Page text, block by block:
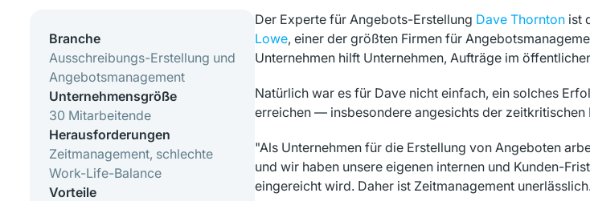
Branche
Ausschreibungs-Erstellung und
Angebotsmanagement
Unternehmensgröße
30 Mitarbeitende
Herausforderungen
Zeitmanagement, schlechte
Work-Life-Balance
Vorteile
Der Experte für Angebots-Erstellung Dave Thornton ist
Lowe, einer der größten Firmen für
Unternehmen hilft Unternehmen, Aufträge im
Natürlich war es für Dave nicht einfach, ein solches
erreichen — insbesondere angesichts der zeitkritischen
"Als Unternehmen für die Erstellung von Angeboten
und wir haben unsere eigenen internen und Kunden-
eingereicht wird. Daher ist Zeitmanagement